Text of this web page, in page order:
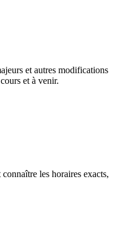
et autres modifications
et à venir.
les horaires exacts,